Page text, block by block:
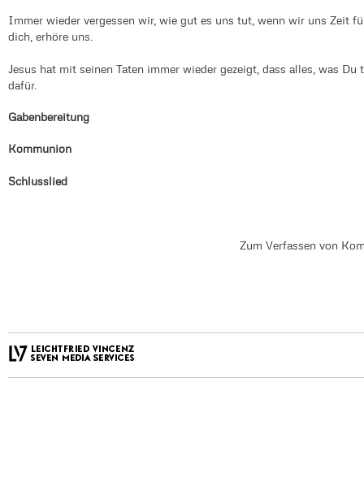
Immer wieder vergessen wir, wie gut es uns tut, wenn wir uns Zeit
dich, erhöre uns.
Jesus hat mit seinen Taten immer wieder gezeigt, dass alles, was
dafür.
Gabenbereitung
Kommunion
Schlusslied
Zum Verfassen von